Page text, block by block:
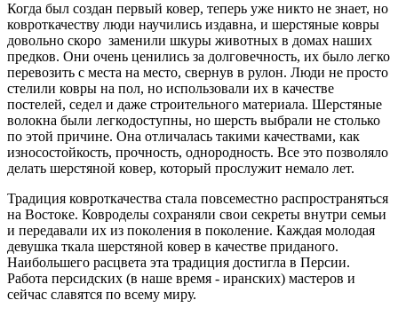
Когда был создан первый ковер, теперь уже никто не знает, но
ковроткачеству люди научились издавна, и шерстяные ковры
довольно скоро заменили шкуры животных в домах наших
предков. Они очень ценились за долговечность, их было легко
перевозить с места на место, свернув в рулон. Люди не просто
стелили ковры на пол, но использовали их в качестве
постелей, седел и даже строительного материала. Шерстяные
волокна были легкодоступны, но шерсть выбрали не столько
по этой причине. Она отличалась такими качествами, как
износостойкость, прочность, однородность. Все это позволяло
делать шерстяной ковер, который прослужит немало лет.
Традиция ковроткачества стала повсеместно распространяться
на Востоке. Ковроделы сохраняли свои секреты внутри семьи
и передавали их из поколения в поколение. Каждая молодая
девушка ткала шерстяной ковер в качестве приданого.
Наибольшего расцвета эта традиция достигла в Персии.
Работа персидских (в наше время - иранских) мастеров и
сейчас славятся по всему миру.